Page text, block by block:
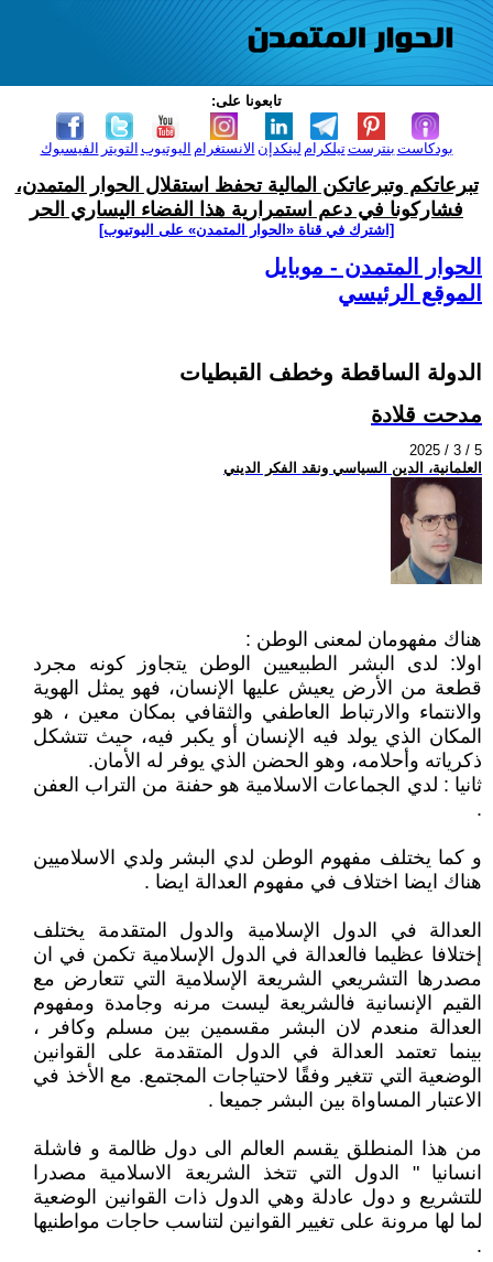
تابعونا على:
الفيسبوك التويتر اليوتيوب الانستغرام لينكدإن تيلكرامبنترست بودكاست
تبرعاتكم وتبرعاتكن المالية تحفظ استقلال الحوار المتمدن،
فشاركونا في دعم استمرارية هذا الفضاء اليساري الحر
[اشترك في قناة ‫«الحوار المتمدن» على اليوتيوب]
الحوار المتمدن - موبايل
الموقع الرئيسي
الدولة الساقطة وخطف القبطيات
مدحت قلادة
2025 / 3 / 5
العلمانية، الدين السياسي ونقد الفكر الديني
هناك مفهومان لمعنى الوطن :
اولا: لدى البشر الطبيعيين الوطن يتجاوز كونه مجرد
قطعة من الأرض يعيش عليها الإنسان، فهو يمثل الهوية
والانتماء والارتباط العاطفي والثقافي بمكان معين ، هو
المكان الذي يولد فيه الإنسان أو يكبر فيه، حيث تتشكل
ذكرياته وأحلامه، وهو الحضن الذي يوفر له الأمان.
ثانيا : لدي الجماعات الاسلامية هو حفنة من التراب العفن
.
و كما يختلف مفهوم الوطن لدي البشر ولدي الاسلاميين
هناك ايضا اختلاف في مفهوم العدالة ايضا .
العدالة في الدول الإسلامية والدول المتقدمة يختلف
إختلافا عظيما فالعدالة في الدول الإسلامية تكمن في ان
مصدرها التشريعي الشريعة الإسلامية التي تتعارض مع
القيم الإنسانية فالشريعة ليست مرنه وجامدة ومفهوم
العدالة منعدم لان البشر مقسمين بين مسلم وكافر ،
بينما تعتمد العدالة في الدول المتقدمة على القوانين
الوضعية التي تتغير وفقًا لاحتياجات المجتمع. مع الأخذ في
الاعتبار المساواة بين البشر جميعا .
من هذا المنطلق يقسم العالم الى دول ظالمة و فاشلة
انسانيا " الدول التي تتخذ الشريعة الاسلامية مصدرا
للتشريع و دول عادلة وهي الدول ذات القوانين الوضعية
لما لها مرونة على تغيير القوانين لتناسب حاجات مواطنيها
.